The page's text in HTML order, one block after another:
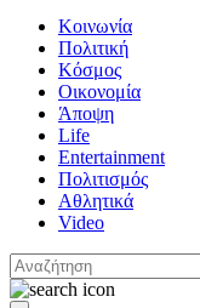
Κοινωνία
Πολιτική
Κόσμος
Οικονομία
Άποψη
Life
Entertainment
Πολιτισμός
Αθλητικά
Video